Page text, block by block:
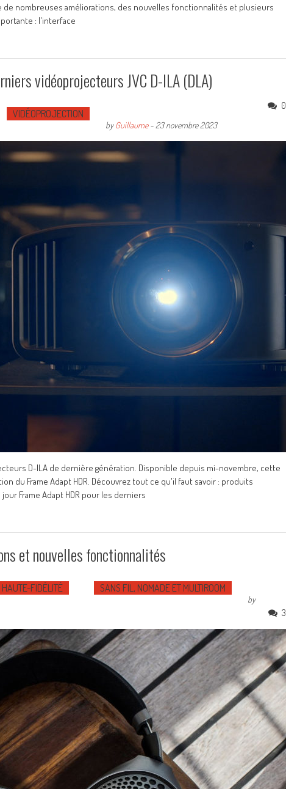
de nombreuses améliorations, des nouvelles fonctionnalités et plusieurs
: l'interface
vidéoprojecteurs JVC D-ILA (DLA)
VIDÉOPROJECTION
byGuillaume- 23 novembre 2023
0
D-ILA de dernière génération. Disponible depuis mi-novembre, cette
du Frame Adapt HDR. Découvrez tout ce qu'il faut savoir : produits
Frame Adapt HDR pour les derniers
et nouvelles fonctionnalités
HAUTE-FIDÉLITÉ SANS FIL, NOMADE ET MULTIROOM
by
3